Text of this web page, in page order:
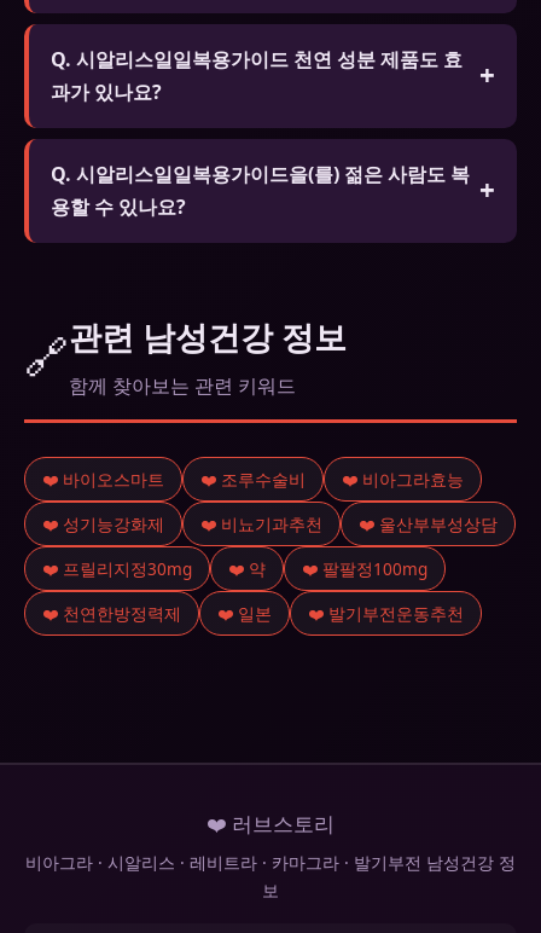
신체적 의존성은 없습니다. 생활습관 개선을 병행하
세요.
Q. 시알리스일일복용가이드 천연 성분 제품도 효
과가 있나요?
A. 홍삼, 마카, 아르기닌 등 천연 성분이 포함된 제품
은 화학 성분보다 효과는 약하지만 장기 복용이 가능
하고 부작용이 적습니다.
Q. 시알리스일일복용가이드을(를) 젊은 사람도 복
용할 수 있나요?
용이 금지되며 근본 원인 해결을 위한 전문가 상담을
권장합니다.
🔗관련 남성건강 정보
함께 찾아보는 관련 키워드
❤️ 바이오스마트 ❤️ 조루수술비
❤️ 비아그라효능
❤️ 성기능강화제
❤️ 비뇨기과추천
❤️ 울산부부성상담
❤️ 프릴리지정30mg
❤️ 약
❤️ 팔팔정100mg
❤️ 천연한방정력제
❤️ 일본 ❤️ 발기부전운동추천
❤️ 러브스토리
비아그라 · 시알리스 · 레비트라 · 카마그라 · 발기부전 남성건강 정
보